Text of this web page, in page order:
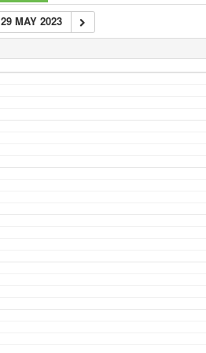
29 MAY 2023